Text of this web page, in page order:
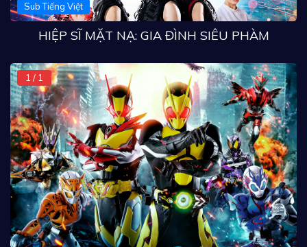
Sub Tiếng Việt
HIỆP SĨ MẶT NẠ: GIA ĐÌNH SIÊU PHÀM
1 / 1